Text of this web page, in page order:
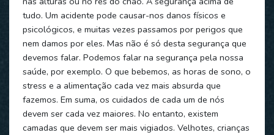
tudo. Um acidente pode causar-nos danos físicos e
psicológicos, e muitas vezes passamos por perigos que
nem damos por eles. Mas não é só desta segurança que
devemos falar. Podemos falar na segurança pela nossa
saúde, por exemplo. O que bebemos, as horas de sono, o
stress e a alimentação cada vez mais absurda que
fazemos. Em suma, os cuidados de cada um de nós
devem ser cada vez maiores. No entanto, existem
camadas que devem ser mais vigiados. Velhotes, crianças